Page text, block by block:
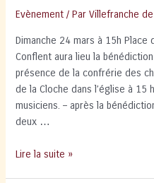
Evènement / ParVillefranche
Dimanche 24 mars à 15h Place
Conflent aura lieu la
présence de la confrérie des
de la Cloche dans l’église à 15
musiciens. – après la
deux …
Bénédiction
Lire la suite »